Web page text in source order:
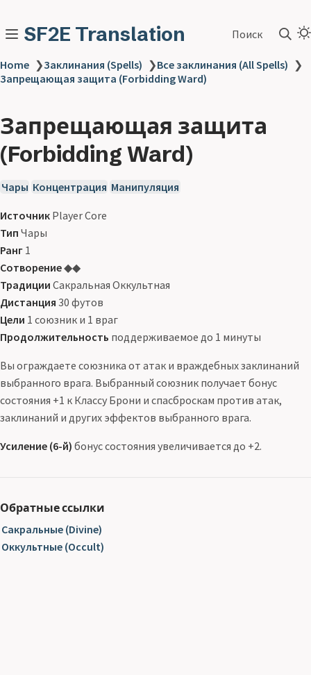
SF2E Translation Поиск
Home ❯Заклинания (Spells) ❯Все заклинания (All Spells) ❯
Запрещающая защита (Forbidding Ward)
Запрещающая защита
(Forbidding Ward)
Чары Концентрация Манипуляция
Источник Player Core
Тип Чары
Ранг 1
Сотворение◆◆
Традиции Сакральная Оккультная
Дистанция 30 футов
Цели 1 союзник и 1 враг
Продолжительность поддерживаемое до 1 минуты
Вы ограждаете союзника от атак и враждебных заклинаний
выбранного врага. Выбранный союзник получает бонус
состояния +1 к Классу Брони и спасброскам против атак,
заклинаний и других эффектов выбранного врага.
Усиление (6-й) бонус состояния увеличивается до +2.
Обратные ссылки
Сакральные (Divine)
Оккультные (Occult)